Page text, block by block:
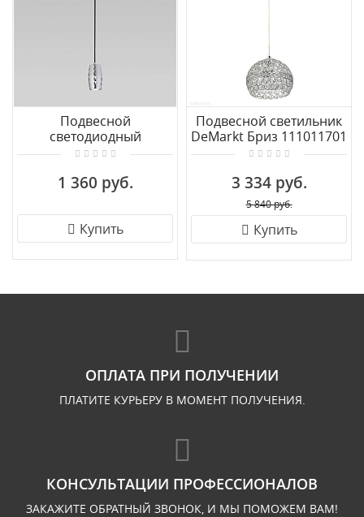
Подвесной
светодиодный
светильник Eurosvet
хром
1 360 руб.
Купить
Подвесной светильник
DeMarkt Бриз 111011701
3 334 руб.
5 840 руб.
Купить
ОПЛАТА ПРИ ПОЛУЧЕНИИ
ПЛАТИТЕ КУРЬЕРУ В МОМЕНТ ПОЛУЧЕНИЯ.
КОНСУЛЬТАЦИИ ПРОФЕССИОНАЛОВ
ЗАКАЖИТЕ ОБРАТНЫЙ ЗВОНОК, И МЫ ПОМОЖЕМ ВАМ!